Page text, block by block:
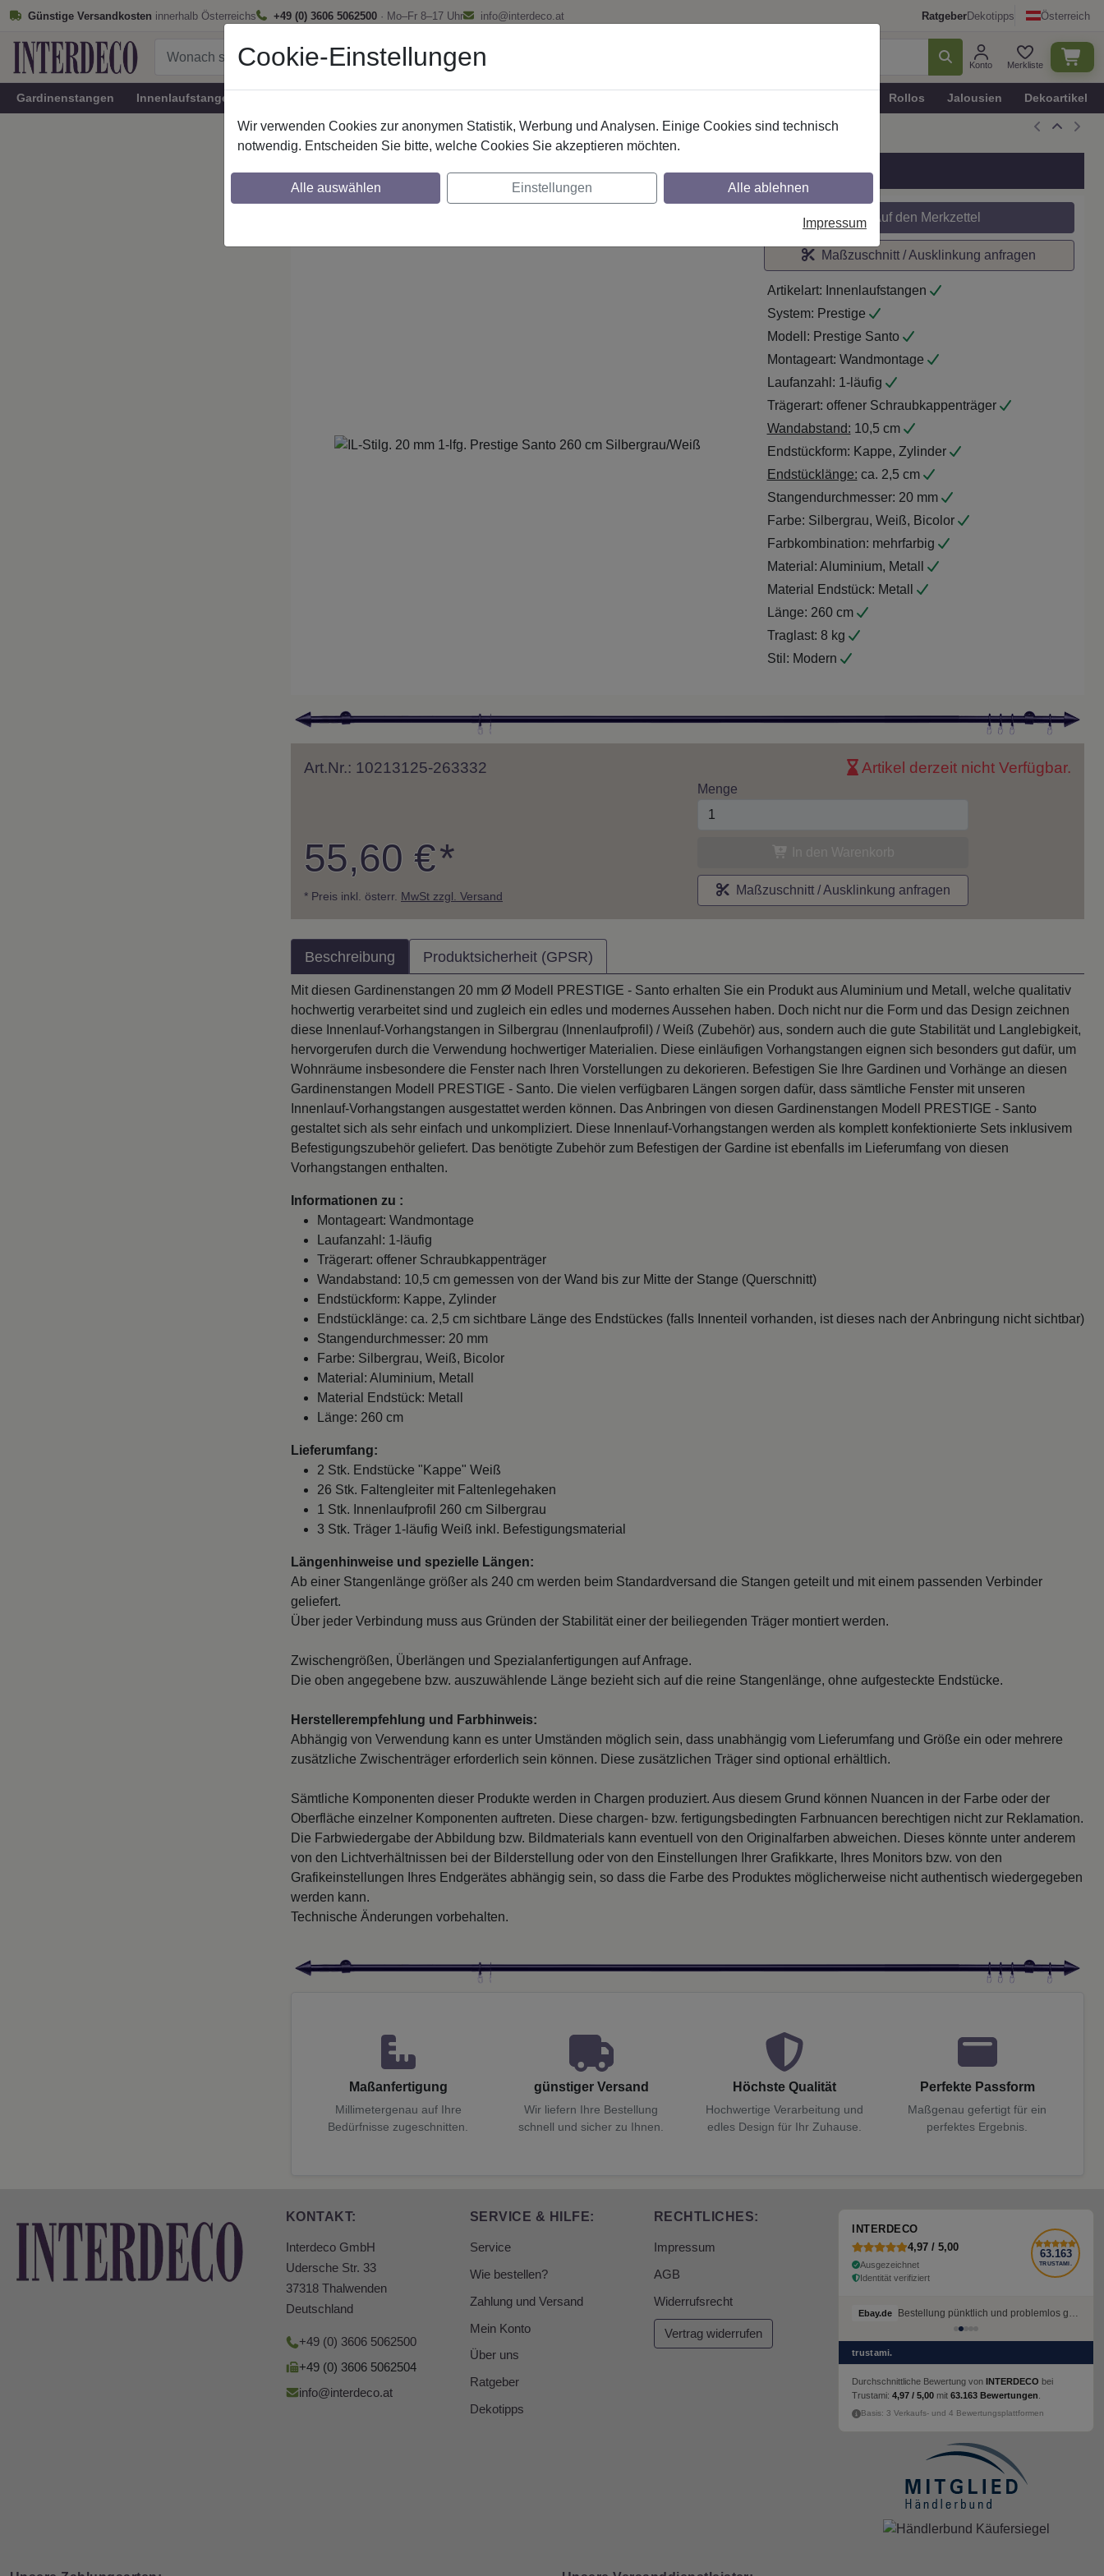
Günstige Versandkosten innerhalb Österreichs +49 (0) 3606 5062500 · Mo–Fr 8–17 Uhr info@interdeco.at RatgeberDekotipps Österreich
Konto Merkliste
Gardinenstangen Innenlaufstangen Rollos Jalousien Dekoartikel
IL-Stilg. 20 mm 1-lfg. Prestige Santo 260 cm Silbergrau/Weiß
Maßzuschnitt möglich
Auf den Merkzettel
Maßzuschnitt / Ausklinkung anfragen
Artikelart: Innenlaufstangen
System: Prestige
Modell: Prestige Santo
Montageart: Wandmontage
Laufanzahl: 1-läufig
Trägerart: offener Schraubkappenträger
Wandabstand: 10,5 cm
Endstückform: Kappe, Zylinder
Endstücklänge: ca. 2,5 cm
Stangendurchmesser: 20 mm
Farbe: Silbergrau, Weiß, Bicolor
Farbkombination: mehrfarbig
Material: Aluminium, Metall
Material Endstück: Metall
Länge: 260 cm
Traglast: 8 kg
Stil: Modern
Art.Nr.: 10213125-263332 Artikel derzeit nicht Verfügbar.
55,60 €*
* Preis inkl. österr. MwSt zzgl. Versand
Menge
Maßzuschnitt / Ausklinkung anfragen
Beschreibung Produktsicherheit (GPSR)
Mit diesen Gardinenstangen 20 mm Ø Modell PRESTIGE - Santo erhalten Sie ein Produkt aus Aluminium und Metall, welche qualitativ
hochwertig verarbeitet sind und zugleich ein edles und modernes Aussehen haben. Doch nicht nur die Form und das Design zeichnen
diese Innenlauf-Vorhangstangen in Silbergrau (Innenlaufprofil) / Weiß (Zubehör) aus, sondern auch die gute Stabilität und Langlebigkeit,
hervorgerufen durch die Verwendung hochwertiger Materialien. Diese einläufigen Vorhangstangen eignen sich besonders gut dafür, um
Wohnräume insbesondere die Fenster nach Ihren Vorstellungen zu dekorieren. Befestigen Sie Ihre Gardinen und Vorhänge an diesen
Gardinenstangen Modell PRESTIGE - Santo. Die vielen verfügbaren Längen sorgen dafür, dass sämtliche Fenster mit unseren
Innenlauf-Vorhangstangen ausgestattet werden können. Das Anbringen von diesen Gardinenstangen Modell PRESTIGE - Santo
gestaltet sich als sehr einfach und unkompliziert. Diese Innenlauf-Vorhangstangen werden als komplett konfektionierte Sets inklusivem
Befestigungszubehör geliefert. Das benötigte Zubehör zum Befestigen der Gardine ist ebenfalls im Lieferumfang von diesen
Vorhangstangen enthalten.
Informationen zu :
Montageart: Wandmontage
Laufanzahl: 1-läufig
Trägerart: offener Schraubkappenträger
Wandabstand: 10,5 cm gemessen von der Wand bis zur Mitte der Stange (Querschnitt)
Endstückform: Kappe, Zylinder
Endstücklänge: ca. 2,5 cm sichtbare Länge des Endstückes (falls Innenteil vorhanden, ist dieses nach der Anbringung nicht sichtbar)
Stangendurchmesser: 20 mm
Farbe: Silbergrau, Weiß, Bicolor
Material: Aluminium, Metall
Material Endstück: Metall
Länge: 260 cm
Lieferumfang:
2 Stk. Endstücke "Kappe" Weiß
26 Stk. Faltengleiter mit Faltenlegehaken
1 Stk. Innenlaufprofil 260 cm Silbergrau
3 Stk. Träger 1-läufig Weiß inkl. Befestigungsmaterial
Längenhinweise und spezielle Längen:
Ab einer Stangenlänge größer als 240 cm werden beim Standardversand die Stangen geteilt und mit einem passenden Verbinder
geliefert.
Über jeder Verbindung muss aus Gründen der Stabilität einer der beiliegenden Träger montiert werden.
Zwischengrößen, Überlängen und Spezialanfertigungen auf Anfrage.
Die oben angegebene bzw. auszuwählende Länge bezieht sich auf die reine Stangenlänge, ohne aufgesteckte Endstücke.
Herstellerempfehlung und Farbhinweis:
Abhängig von Verwendung kann es unter Umständen möglich sein, dass unabhängig vom Lieferumfang und Größe ein oder mehrere
zusätzliche Zwischenträger erforderlich sein können. Diese zusätzlichen Träger sind optional erhältlich.
Sämtliche Komponenten dieser Produkte werden in Chargen produziert. Aus diesem Grund können Nuancen in der Farbe oder der
Oberfläche einzelner Komponenten auftreten. Diese chargen- bzw. fertigungsbedingten Farbnuancen berechtigen nicht zur Reklamation.
Die Farbwiedergabe der Abbildung bzw. Bildmaterials kann eventuell von den Originalfarben abweichen. Dieses könnte unter anderem
von den Lichtverhältnissen bei der Bilderstellung oder von den Einstellungen Ihrer Grafikkarte, Ihres Monitors bzw. von den
Grafikeinstellungen Ihres Endgerätes abhängig sein, so dass die Farbe des Produktes möglicherweise nicht authentisch wiedergegeben
werden kann.
Technische Änderungen vorbehalten.
Maßanfertigung
Millimetergenau auf Ihre
Bedürfnisse zugeschnitten.
günstiger Versand
Wir liefern Ihre Bestellung
schnell und sicher zu Ihnen.
Höchste Qualität
Hochwertige Verarbeitung und
edles Design für Ihr Zuhause.
Perfekte Passform
Maßgenau gefertigt für ein
perfektes Ergebnis.
KONTAKT:
Interdeco GmbH
Udersche Str. 33
37318 Thalwenden
Deutschland
+49 (0) 3606 5062500
+49 (0) 3606 5062504
info@interdeco.at
SERVICE & HILFE:
Service
Wie bestellen?
Zahlung und Versand
Mein Konto
Über uns
Ratgeber
Dekotipps
RECHTLICHES:
Impressum
AGB
Widerrufsrecht
Vertrag widerrufen
INTERDECO
4,97 / 5,00
Ausgezeichnet
Identität verifiziert
63.163
TRUSTAMI.
Ebay.de Bestellung pünktlich und problemlos geliefert
trustami.
Durchschnittliche Bewertung von INTERDECO bei
Trustami: 4,97 / 5,00 mit 63.163 Bewertungen
Basis: 3 Verkaufs- und 4 Bewertungsplattformen
Cookie-Einstellungen
Wir verwenden Cookies zur anonymen Statistik, Werbung und Analysen. Einige Cookies sind technisch
notwendig. Entscheiden Sie bitte, welche Cookies Sie akzeptieren möchten.
Alle auswählen Einstellungen Alle ablehnen
Impressum